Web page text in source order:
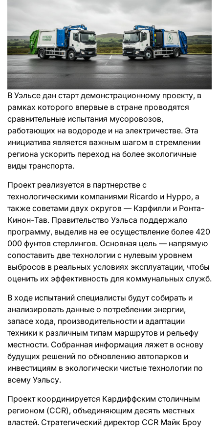
В Уэльсе дан старт демонстрационному проекту, в
рамках которого впервые в стране проводятся
сравнительные испытания мусоровозов,
работающих на водороде и на электричестве. Эта
инициатива является важным шагом в стремлении
региона ускорить переход на более экологичные
виды транспорта.
Проект реализуется в партнерстве с
технологическими компаниями Ricardo и Hyppo, а
также советами двух округов — Кэрфилли и Ронта-
Кинон-Тав. Правительство Уэльса поддержало
программу, выделив на ее осуществление более 420
000 фунтов стерлингов. Основная цель — напрямую
сопоставить две технологии с нулевым уровнем
выбросов в реальных условиях эксплуатации, чтобы
оценить их эффективность для коммунальных служб.
В ходе испытаний специалисты будут собирать и
анализировать данные о потреблении энергии,
запасе хода, производительности и адаптации
техники к различным типам маршрутов и рельефу
местности. Собранная информация ляжет в основу
будущих решений по обновлению автопарков и
инвестициям в экологически чистые технологии по
всему Уэльсу.
Проект координируется Кардиффским столичным
регионом (CCR), объединяющим десять местных
властей. Стратегический директор CCR Майк Броу